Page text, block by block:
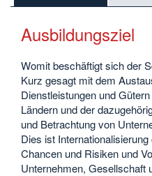
Ausbildungsziel
Womit beschäftigt sich der
Kurz gesagt mit dem
Dienstleistungen und
Ländern und der
und Betrachtung von
Dies ist
Chancen und Risiken und
Unternehmen, Gesellschaft